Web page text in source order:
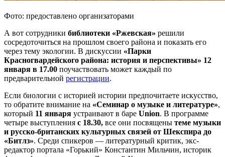
Фото: предоставлено организаторами
А вот сотрудники библиотеки «Ржевская» решили
сосредоточиться на прошлом своего района и показать его
через тему экологии. В дискуссии «Парки
Красногвардейского района: история и перспективы» 12
января в 17.00 поучаствовать может каждый по
предварительной регистрации.
Если биологии с историей истории предпочитаете искусство,
то обратите внимание на «Семинар о музыке и литературе»,
который 11 января устраивают в баре Union. В программе
четыре выступления с 18.30, все они посвящены теме музыки
и русско-британских культурных связей от Шекспира до
«Битлз». Среди спикеров — литературный критик, экс-
редактор портала «Горький» Константин Мильчин, историк